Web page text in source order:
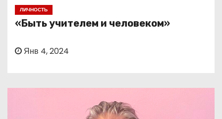
ЛИЧНОСТЬ
«Быть учителем и человеком»
Янв 4, 2024